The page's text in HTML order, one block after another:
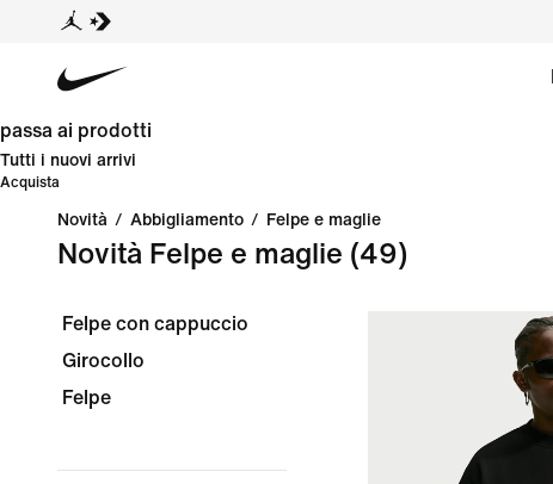
passa ai prodotti
Tutti i nuovi arrivi
Acquista
Novità / Abbigliamento / Felpe e maglie
Novità Felpe e maglie (49)
Felpe con cappuccio
Girocollo
Felpe